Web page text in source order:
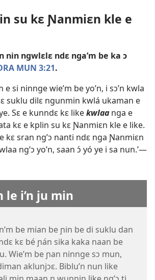
su kɛ Ɲanmiɛn kle e
nin ngwlɛlɛ ndɛ nga’m be ka ɔ
MUN 3:21.
e si ninnge wie’m be yo’n, i sɔ’n kwla
suklu dilɛ ngunmin kwlá ukaman e
Sɛ e kunndɛ kɛ likekwlaanga e
kɛ e kplin su kɛ Ɲanmiɛn kle e like.
kɛ sran ng’ɔ nanti ndɛ nga Ɲanmiɛn
ng’ɔ yo’n, saan ɔ́ yó ye i sa nun.’—​
le i’n ju min
be mian be ɲin be di suklu dan
kɛ bé ɲán sika kaka naan be
Wie’m be ɲan ninnge sɔ mun,
aklunjɔɛ. Biblu’n nun like